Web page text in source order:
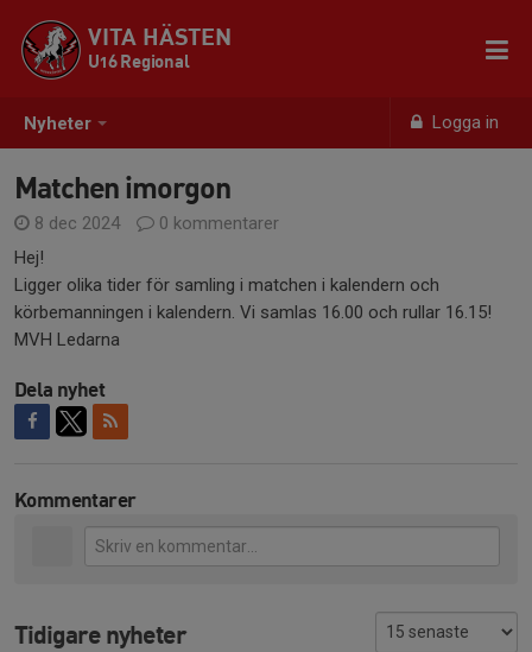
Nyheter Logga in
VITA HÄSTEN
U16 Regional
Matchen imorgon
8 dec 2024
0 kommentarer
Hej!
Ligger olika tider för samling i matchen i kalendern och
körbemanningen i kalendern. Vi samlas 16.00 och rullar 16.15!
MVH Ledarna
Dela nyhet
Kommentarer
Tidigare nyheter